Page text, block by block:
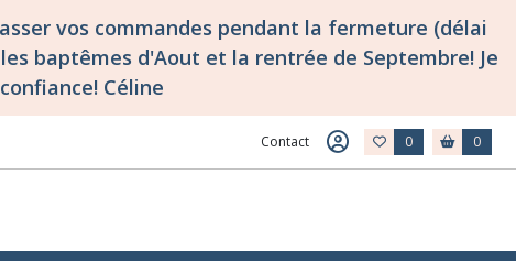
vos commandes pendant la fermeture (délai
baptêmes d'Aout et la rentrée de Septembre! Je
Céline
Contact 0 0